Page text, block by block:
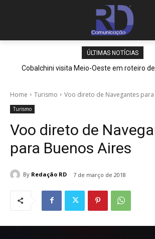
ÚLTIMAS NOTÍCIAS
Cobalchini visita Meio-Oeste em roteiro
Home Turismo Voo direto de Navegantes
Turismo
Voo direto de
para Buenos Aires
By Redação RD 7 de março de 2018